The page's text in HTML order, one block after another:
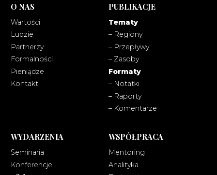
O NAS
Wartości
Ludzie
Partnerzy
Formalności
Pieniądze
Kontakt
PUBLIKACJE
Tematy
– Regiony
– Przepływy
– Zasoby
Formaty
– Notatki
– Raporty
– Komentarze
WYDARZENIA
Seminaria
Konferencje
WSPÓŁPRACA
Mentoring
Analityka